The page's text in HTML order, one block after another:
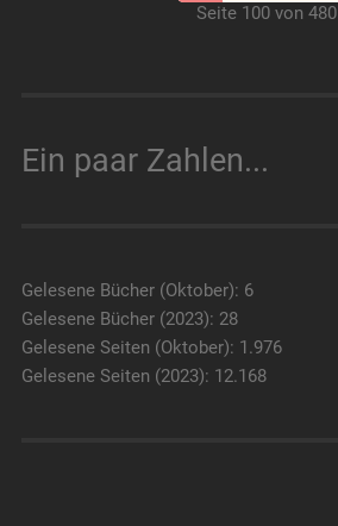
Seite 100 von 480
Ein paar Zahlen...
Gelesene Bücher (Oktober): 6
Gelesene Bücher (2023): 28
Gelesene Seiten (Oktober): 1.976
Gelesene Seiten (2023): 12.168